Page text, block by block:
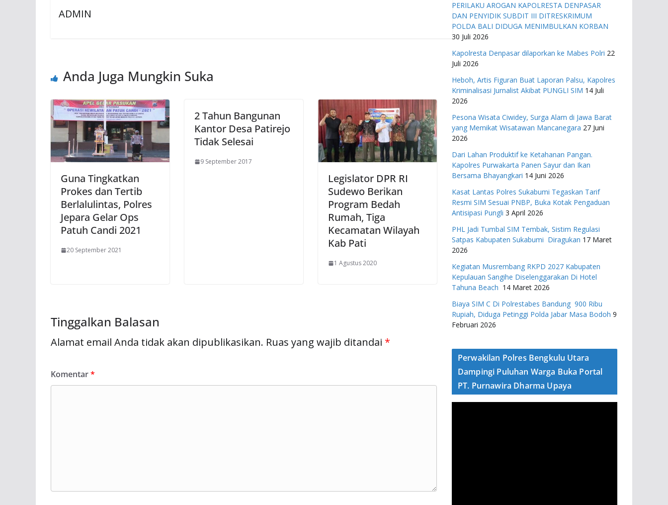
ADMIN
Anda Juga Mungkin Suka
Guna Tingkatkan
Prokes dan Tertib
Berlalulintas, Polres
Jepara Gelar Ops
Patuh Candi 2021
20 September 2021
2 Tahun Bangunan
Kantor Desa Patirejo
Tidak Selesai
9 September 2017
Legislator DPR RI
Sudewo Berikan
Program Bedah
Rumah, Tiga
Kecamatan Wilayah
Kab Pati
1 Agustus 2020
Tinggalkan Balasan
Alamat email Anda tidak akan dipublikasikan. Ruas yang wajib ditandai *
Komentar*
PERILAKU AROGAN KAPOLRESTA DENPASAR
DAN PENYIDIK SUBDIT III DITRESKRIMUM
POLDA BALI DIDUGA MENIMBULKAN KORBAN
30 Juli 2026
Kapolresta Denpasar dilaporkan ke Mabes Polri 22
Juli 2026
Heboh, Artis Figuran Buat Laporan Palsu, Kapolres
Kriminalisasi Jurnalist Akibat PUNGLI SIM 14 Juli
2026
Pesona Wisata Ciwidey, Surga Alam di Jawa Barat
yang Memikat Wisatawan Mancanegara 27 Juni
2026
Dari Lahan Produktif ke Ketahanan Pangan.
Kapolres Purwakarta Panen Sayur dan Ikan
Bersama Bhayangkari 14 Juni 2026
Kasat Lantas Polres Sukabumi Tegaskan Tarif
Resmi SIM Sesuai PNBP, Buka Kotak Pengaduan
Antisipasi Pungli 3 April 2026
PHL Jadi Tumbal SIM Tembak, Sistim Regulasi
Satpas Kabupaten Sukabumi Diragukan 17 Maret
2026
Kegiatan Musrembang RKPD 2027 ​Kabupaten
Kepulauan Sangihe Diselenggarakan Di Hotel
Tahuna Beach 14 Maret 2026
Biaya SIM C Di Polrestabes Bandung 900 Ribu
Rupiah, Diduga Petinggi Polda Jabar Masa Bodoh 9
Februari 2026
Perwakilan Polres Bengkulu Utara
Dampingi Puluhan Warga Buka Portal
PT. Purnawira Dharma Upaya